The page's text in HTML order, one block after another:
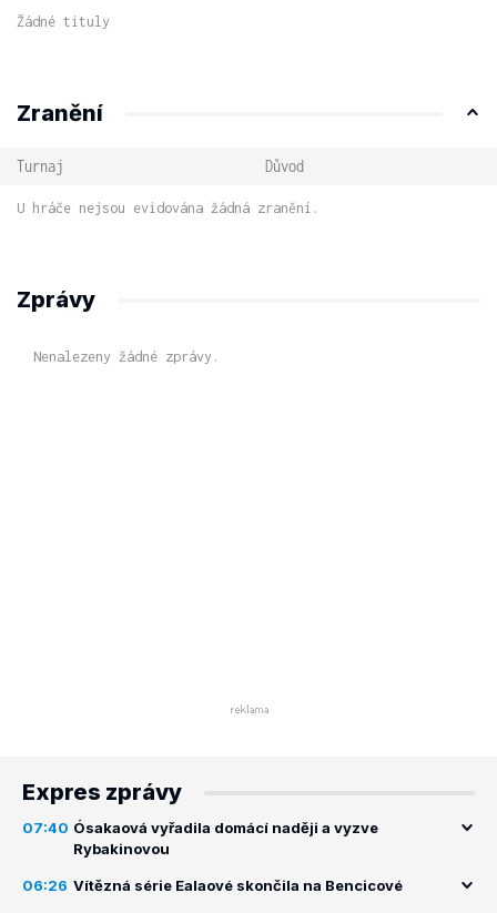
Žádné tituly
Zranění
Turnaj Důvod
U hráče nejsou evidována žádná zranění.
Zprávy
Nenalezeny žádné zprávy.
Expres zprávy
07:40 Ósakaová vyřadila domácí naději a vyzve
Rybakinovou
06:26 Vítězná série Ealaové skončila na Bencicové